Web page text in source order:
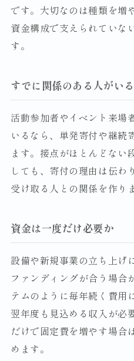
です。大切なのは種類を増
資金構成で支えられていな
す。
すでに関係のある人がい
活動参加者やイベント来場
いるなら、単発寄付や継続
ます。接点がほとんどない
しても、寄付の理由は伝わ
受け取る人との関係を作り
資金は一度だけ必要か
設備や新規事業の立ち上げ
ファンディングが合う場合
テムのように毎年続く費用
翌年度も見込める収入が必
だけで固定費を増やす場合
めます。